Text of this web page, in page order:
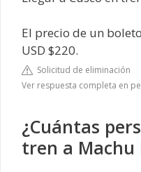
El precio de un
USD $220.
Solicitud de eliminación
Ver respuesta completa en
¿Cuántas
tren a Machu